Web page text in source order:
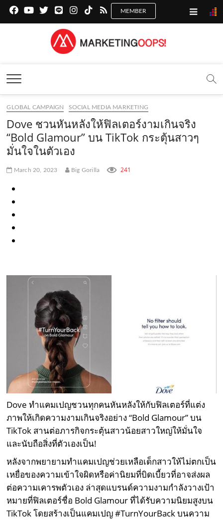
a
b
o
o
k
.
c
o
b
e
c
o
.
c
i
n
m
e
n
s
g
r
a
.
i
k
k
.
c
m
s
s
GLOBAL CAMPAIGN SOCIAL MEDIA MARKETING
Dove ชวนหันหลังให้ฟิลเตอร์งามเกินจริง
“Bold Glamour” บน TikTok กระตุ้นสาวๆ
มั่นใจในตัวเอง
March 20, 2023 Big Gorilla 241
Dove ทำแคมเปญชวนทุกคนหันหลังให้กับฟิลเตอร์ที่แต่ง
ภาพให้เกิดความงามเกินจริงอย่าง “Bold Glamour” บน
TikTok สานต่อภารกิจกระตุ้นสาวน้อยสาวใหญ่ให้มั่นใจ
และนับถือสิ่งที่ตัวเองเป็น!
หลังจากพยายามทำแคมเปญช่วยเหลือเด็กสาวให้ไม่ตกเป็น
เหยื่อของความเข้าใจผิดหรือค่านิยมที่บิดเบี้ยวที่อาจส่งผล
ต่อความเคารพตัวเอง ล่าสุดแบรนด์ความงามกำลังวางเป้า
หมายที่ฟิลเตอร์ชื่อ Bold Glamour ที่ได้รับความนิยมสูงบน
TikTok โดยสร้างเป็นแคมเปญ #TurnYourBack บนความ